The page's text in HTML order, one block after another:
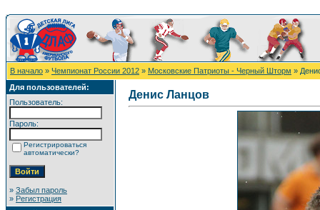
В начало » Чемпионат России 2012 » Московские Патриоты - Черный Шторм »
Для пользователей:
Пользователь:
Пароль:
Регистрироваться
автоматически?
» Забыл пароль
» Регистрация
Денис Ланцов